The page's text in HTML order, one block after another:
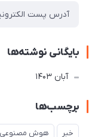
بایگانی نوشته‌ها
آبان 1403
برچسب‌ها
خبر هوش مصنوعی